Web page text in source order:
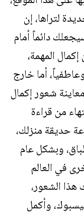
لتراها، إن
دائماً أمام
المهمة،
أما خارج
شعور إكمال
من قراءة
حديقة منزلك،
وبشكل عام
في العالم
الشعور،
وأكمل